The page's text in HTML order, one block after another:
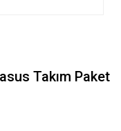
Takım Paket